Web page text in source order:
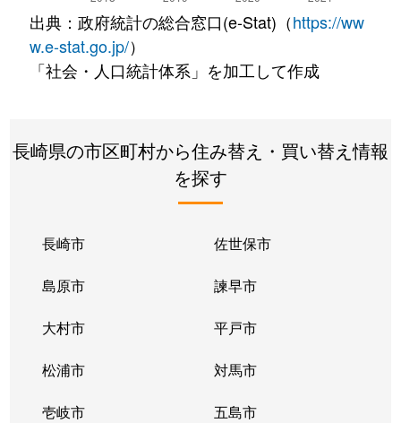
出典：政府統計の総合窓口(e-Stat)（https://ww
w.e-stat.go.jp/）
「社会・人口統計体系」を加工して作成
長崎県の市区町村から住み替え・買い替え情報
を探す
長崎市 佐世保市
島原市 諫早市
大村市 平戸市
松浦市 対馬市
壱岐市 五島市